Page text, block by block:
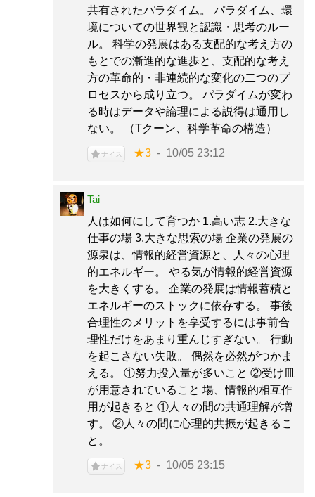
共有されたパラダイム。 パラダイム、環
境についての世界観と認識・思考のルー
ル。 科学の発展はある支配的な考え方の
もとでの漸進的な進歩と、支配的な考え
方の革命的・非連続的な変化の二つのプ
ロセスから成り立つ。 パラダイムが変わ
る時はデータや論理による説得は通用し
ない。 （Tクーン、科学革命の構造）
ナイス ★3 10/05 23:12
Tai
人は如何にして育つか 1.高い志 2.大きな
仕事の場 3.大きな思索の場 企業の発展の
源泉は、情報的経営資源と、人々の心理
的エネルギー。 やる気が情報的経営資源
を大きくする。 企業の発展は情報蓄積と
エネルギーのストックに依存する。 事後
合理性のメリットを享受するには事前合
理性だけをあまり重んじすぎない。 行動
を起こさない失敗。 偶然を必然がつかま
える。 ①努力投入量が多いこと ②受け皿
が用意されていること 場、情報的相互作
用が起きると ①人々の間の共通理解が増
す。 ②人々の間に心理的共振が起きるこ
と。
ナイス ★3 10/05 23:15